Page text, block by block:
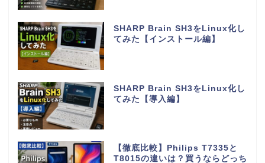
SHARP Brain SH3をLinux化し
てみた【インストール編】
SHARP Brain SH3をLinux化し
てみた【導入編】
【徹底比較】Philips T7335と
T8015の違いは？買うならどっち